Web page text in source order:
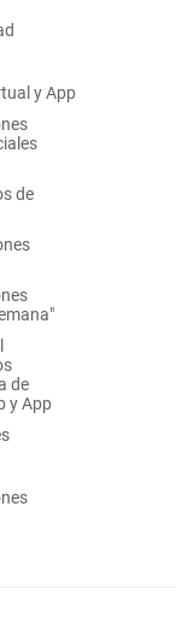
y App
de
de
y App